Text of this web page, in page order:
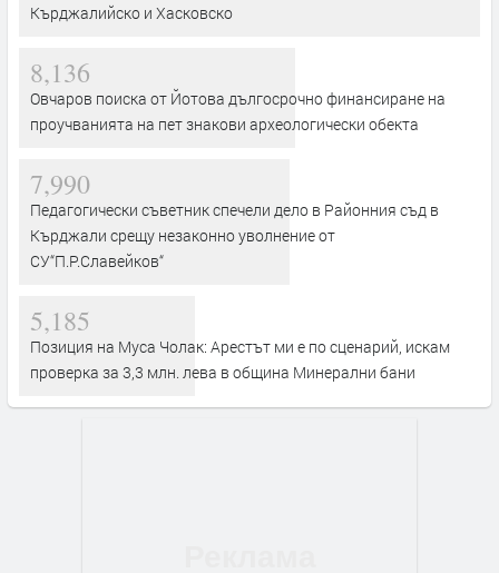
Кърджалийско и Хасковско
8,136
Овчаров поиска от Йотова дългосрочно финансиране на
проучванията на пет знакови археологически обекта
7,990
Педагогически съветник спечели дело в Районния съд в
Кърджали срещу незаконно уволнение от
СУ“П.Р.Славейков“
5,185
Позиция на Муса Чолак: Арестът ми е по сценарий, искам
проверка за 3,3 млн. лева в община Минерални бани